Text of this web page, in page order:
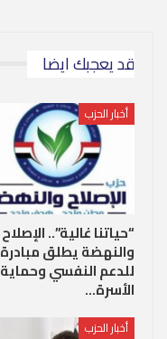
قد يعجبك ايضا
أخبار الحزب
“حياتنا غالية”.. الإصلاح
والنهضة يطلق مبادرة
للدعم النفسي وحماية
الأسرة…
أخبار الحزب